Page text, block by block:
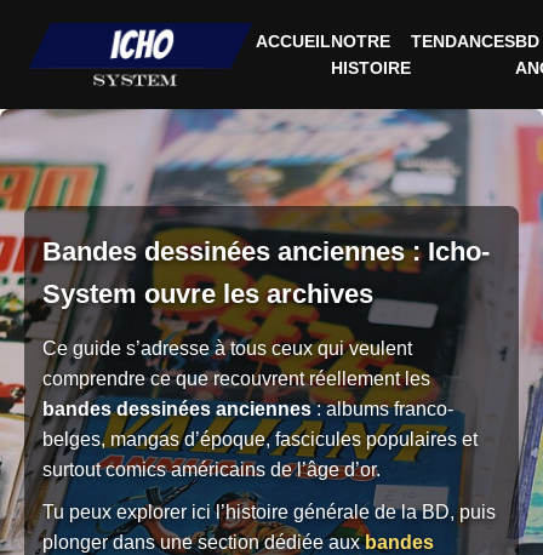
ACCUEILNOTRE
HISTOIRE
TENDANCESBD
Bandes dessinées anciennes : Icho-
System ouvre les archives
Ce guide s’adresse à tous ceux qui veulent
comprendre ce que recouvrent réellement les
bandes dessinées anciennes: albums franco-
belges, mangas d’époque, fascicules populaires et
surtout comics américains de l’âge d’or.
Tu peux explorer ici l’histoire générale de la BD, puis
plonger dans une section dédiée auxbandes